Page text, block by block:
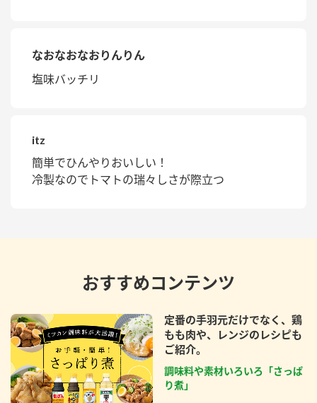
なおなおなおりんりん
塩味バッチリ
itz
簡単でひんやりおいしい！
冷製なのでトマトの瑞々しさが際立つ
おすすめコンテンツ
定番の手羽元だけでなく、鶏
もも肉や、レンジのレシピも
ご紹介。
調味料や素材いろいろ「さっぱ
り煮」